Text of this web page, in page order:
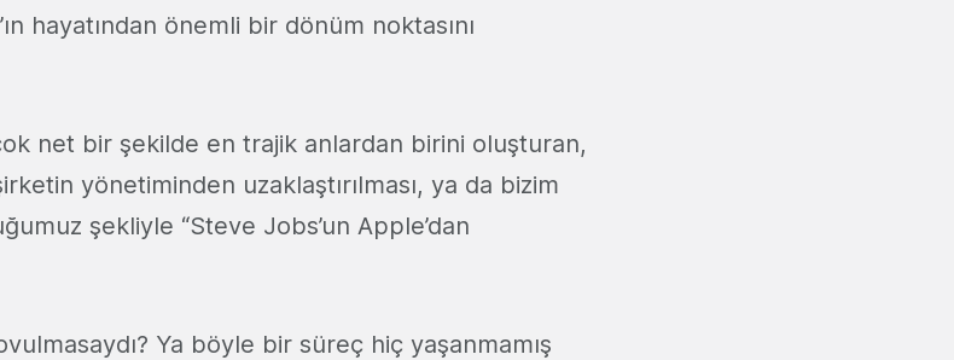
hayatından önemli bir dönüm noktasını
net bir şekilde en trajik anlardan birini oluşturan,
yönetiminden uzaklaştırılması, ya da bizim
şekliyle “Steve Jobs’un Apple’dan
Ya böyle bir süreç hiç yaşanmamış